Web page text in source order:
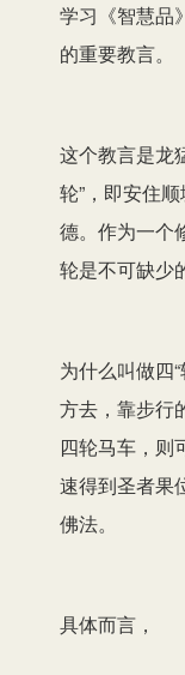
学习《智慧品
的重要教言。
这个教言是龙
轮”，即安住
德。作为一个
轮是不可缺少
为什么叫做四
方去，靠步行
四轮马车，则
速得到圣者果
佛法。
具体而言，